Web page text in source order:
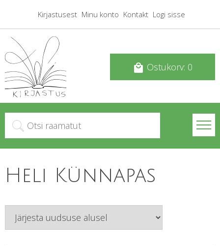
Kirjastusest Minu konto Kontakt Logi sisse
local_mall Ostukorv: 0
Heli Künnapas